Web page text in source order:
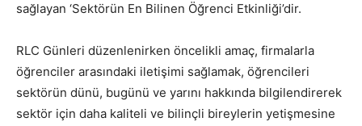
sağlayan ‘Sektörün En Bilinen Öğrenci Etkinliği’dir.
RLC Günleri düzenlenirken öncelikli amaç, firmalarla
öğrenciler arasındaki iletişimi sağlamak, öğrencileri
sektörün dünü, bugünü ve yarını hakkında bilgilendirerek
sektör için daha kaliteli ve bilinçli bireylerin yetişmesine